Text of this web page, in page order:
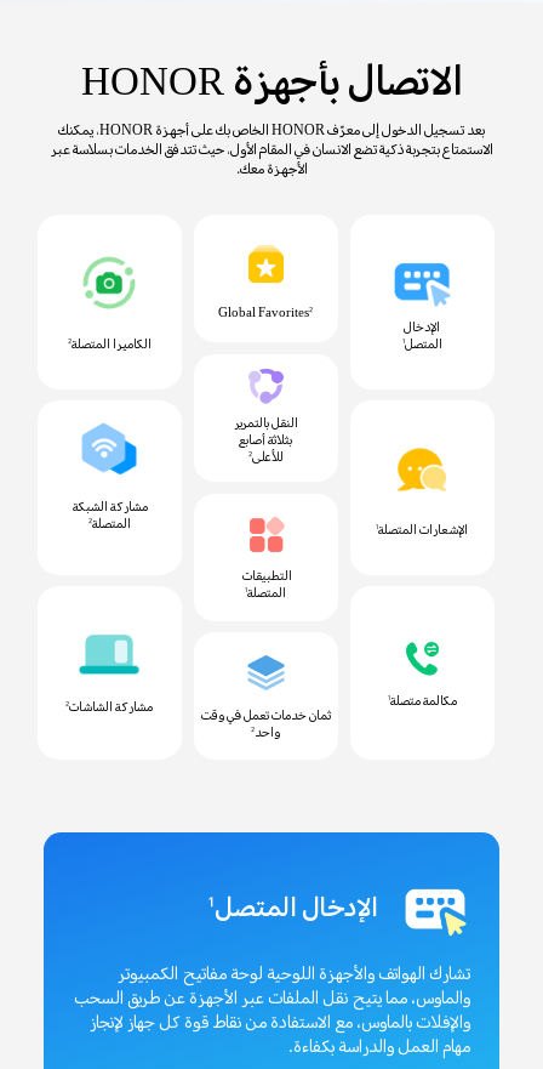
الاتصال بأجهزة HONOR
بعد تسجيل الدخول إلى معرّف HONOR الخاص بك على أجهزة HONOR، يمكنك
الاستمتاع بتجربة ذكية تضع الانسان في المقام الأول، حيث تتدفق الخدمات بسلاسة عبر
الأجهزة معك.
الإدخال
المتصل1
الإشعارات المتصلة1
مكالمة متصلة1
Global Favorites2
النقل بالتمرير
بثلاثة أصابع
للأعلى2
التطبيقات
المتصلة1
ثمان خدمات تعمل في وقت
واحد2
الكاميرا المتصلة2
مشاركة الشبكة
المتصلة2
مشاركة الشاشات2
الإدخال المتصل1
تشارك الهواتف والأجهزة اللوحية لوحة مفاتيح الكمبيوتر
والماوس، مما يتيح نقل الملفات عبر الأجهزة عن طريق السحب
والإفلات بالماوس، مع الاستفادة من نقاط قوة كل جهاز لإنجاز
مهام العمل والدراسة بكفاءة.